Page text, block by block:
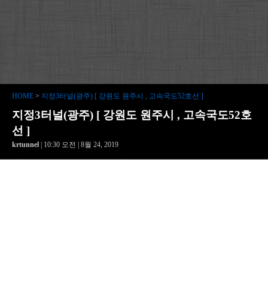
HOME > 지정3터널(광주) [ 강원도 원주시 , 고속국도52호선 ]
지정3터널(광주) [ 강원도 원주시 , 고속국도52호
선 ]
krtunnel | 10:30 오전 | 8월 24, 2019